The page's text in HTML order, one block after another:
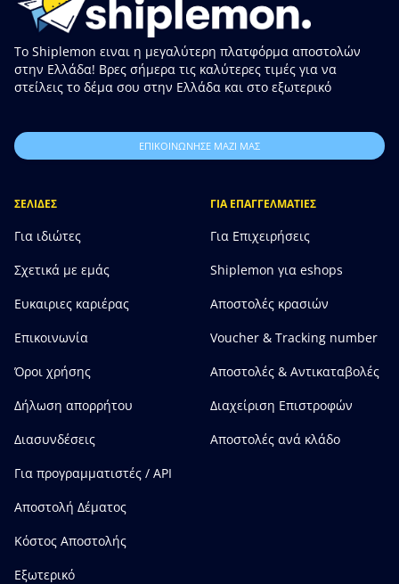
Το Shiplemon ειναι η μεγαλύτερη πλατφόρμα αποστολών
στην Ελλάδα! Βρες σήμερα τις καλύτερες τιμές για να
στείλεις το δέμα σου στην Ελλάδα και στο εξωτερικό
ΕΠΙΚΟΙΝΩΝΗΣΕ ΜΑΖΙ ΜΑΣ
ΣΕΛΙΔΕΣ
Για ιδιώτες
Σχετικά με εμάς
Ευκαιριες καριέρας
Επικοινωνία
Όροι χρήσης
Δήλωση απορρήτου
Διασυνδέσεις
Για προγραμματιστές / API
Αποστολή Δέματος
Κόστος Αποστολής
Εξωτερικό
ΓΙΑ ΕΠΑΓΓΕΛΜΑΤΙΕΣ
Για Επιχειρήσεις
Shiplemon για eshops
Αποστολές κρασιών
Voucher & Tracking number
Αποστολές & Αντικαταβολές
Διαχείριση Επιστροφών
Αποστολές ανά κλάδο